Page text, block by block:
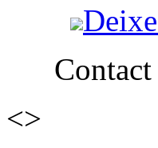
Contact
<>